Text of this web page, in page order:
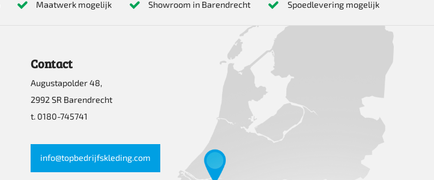
Maatwerk mogelijk Showroom in Barendrecht Spoedlevering mogelijk
Contact
Augustapolder 48,
2992 SR Barendrecht
t. 0180-745741
info@topbedrijfskleding.com